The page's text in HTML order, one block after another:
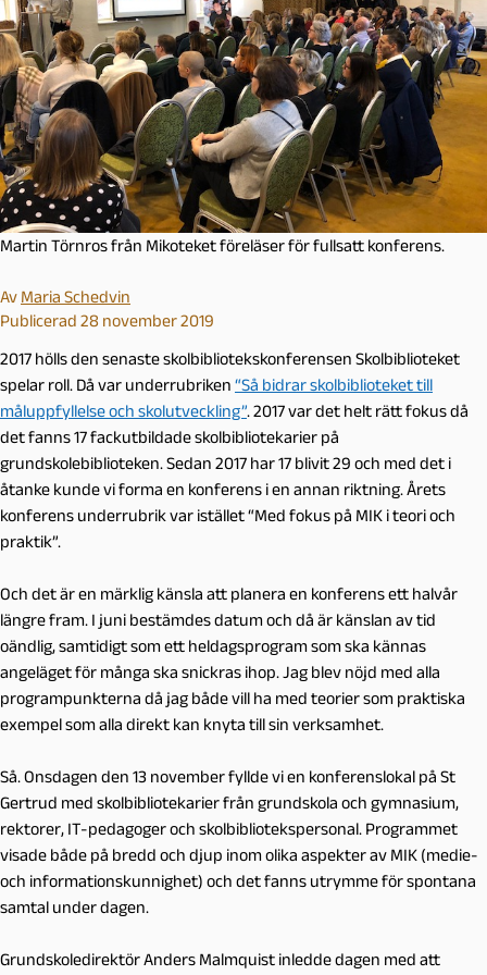
Martin Törnros från Mikoteket föreläser för fullsatt konferens.
Av Maria Schedvin
Publicerad 28 november 2019
2017 hölls den senaste skolbibliotekskonferensen Skolbiblioteket
spelar roll. Då var underrubriken “Så bidrar skolbiblioteket till
måluppfyllelse och skolutveckling”. 2017 var det helt rätt fokus då
det fanns 17 fackutbildade skolbibliotekarier på
grundskolebiblioteken. Sedan 2017 har 17 blivit 29 och med det i
åtanke kunde vi forma en konferens i en annan riktning. Årets
konferens underrubrik var istället “Med fokus på MIK i teori och
praktik”.
Och det är en märklig känsla att planera en konferens ett halvår
längre fram. I juni bestämdes datum och då är känslan av tid
oändlig, samtidigt som ett heldagsprogram som ska kännas
angeläget för många ska snickras ihop. Jag blev nöjd med alla
programpunkterna då jag både vill ha med teorier som praktiska
exempel som alla direkt kan knyta till sin verksamhet.
Så. Onsdagen den 13 november fyllde vi en konferenslokal på St
Gertrud med skolbibliotekarier från grundskola och gymnasium,
rektorer, IT-pedagoger och skolbibliotekspersonal. Programmet
visade både på bredd och djup inom olika aspekter av MIK (medie-
och informationskunnighet) och det fanns utrymme för spontana
samtal under dagen.
Grundskoledirektör Anders Malmquist inledde dagen med att